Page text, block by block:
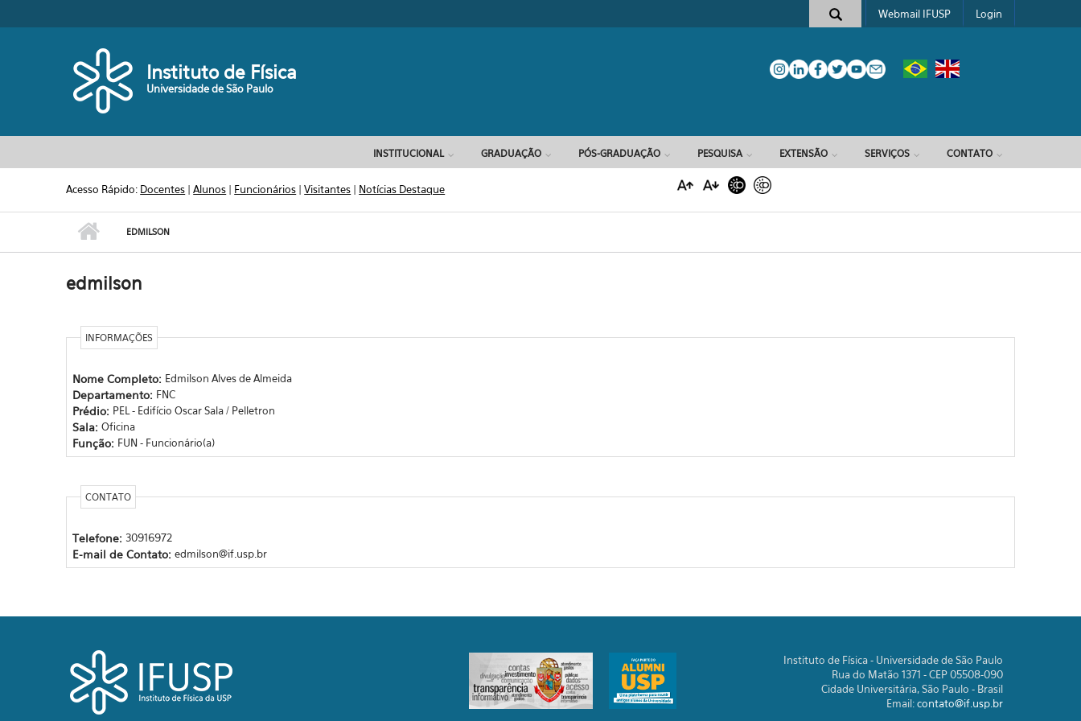
Formulário de busca
Webmail IFUSP Login
Instituto de Física
Universidade de São Paulo
INSTITUCIONAL GRADUAÇÃO PÓS-GRADUAÇÃO PESQUISA EXTENSÃO SERVIÇOS CONTATO
Acesso Rápido: Docentes |Alunos | Funcionários |Visitantes | Notícias Destaque
EDMILSON
edmilson
INFORMAÇÕES
Nome Completo: Edmilson Alves de Almeida
Departamento: FNC
Prédio: PEL - Edifício Oscar Sala / Pelletron
Sala: Oficina
Função: FUN - Funcionário(a)
CONTATO
Telefone: 30916972
E-mail de Contato: edmilson@if.usp.br
Instituto de Física - Universidade de São Paulo
Rua do Matão 1371 - CEP 05508-090
Cidade Universitária, São Paulo - Brasil
Email:contato@if.usp.br